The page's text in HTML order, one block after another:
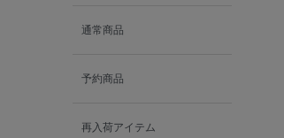
通常商品
予約商品
再入荷アイテム